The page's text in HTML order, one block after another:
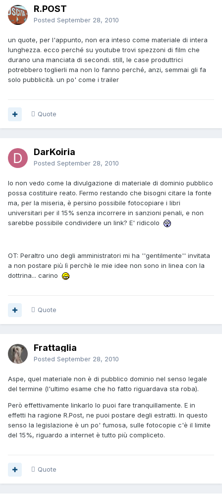
R.POST
Posted September 28, 2010
un quote, per l'appunto, non era inteso come materiale di intera
lunghezza. ecco perché su youtube trovi spezzoni di film che
durano una manciata di secondi. still, le case produttrici
potrebbero toglierli ma non lo fanno perché, anzi, semmai gli fa
solo pubblicità. un po' come i trailer
Quote
DarKoiria
Posted September 28, 2010
Io non vedo come la divulgazione di materiale di dominio pubblico
possa costituire reato. Fermo restando che bisogni citare la fonte
ma, per la miseria, è persino possibile fotocopiare i libri
universitari per il 15% senza incorrere in sanzioni penali, e non
sarebbe possibile condividere un link? E' ridicolo
OT: Peraltro uno degli amministratori mi ha ''gentilmente'' invitata
a non postare più lì perchè le mie idee non sono in linea con la
dottrina... carino
Quote
Frattaglia
Posted September 28, 2010
Aspe, quel materiale non è di pubblico dominio nel senso legale
del termine (l'ultimo esame che ho fatto riguardava sta roba).
Però effettivamente linkarlo lo puoi fare tranquillamente. E in
effetti ha ragione R.Post, ne puoi postare degli estratti. In questo
senso la legislazione è un po' fumosa, sulle fotocopie c'è il limite
del 15%, riguardo a internet è tutto più compliceto.
Quote